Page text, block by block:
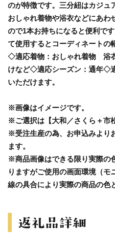
のが特徴です。三分紐はカジュ
おしゃれ着物や浴衣などにあわ
ので1本お持ちになると便利で
て使用するとコーディネートの
◇適応着物：おしゃれ着物 浴
けなど◇適応シーズン：通年◇
いただけます。
※画像はイメージです。
※ご選択は【大和／さくら＋市
※受注生産の為、お申込みより
ます。
※商品画像はできる限り実際の
りますがご使用の画面環境（モ
線の具合により実際の商品の色